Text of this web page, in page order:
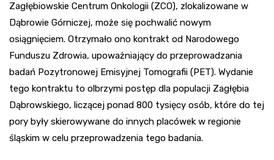
Zagłębiowskie Centrum Onkologii (ZCO), zlokalizowane w
Dąbrowie Górniczej, może się pochwalić nowym
osiągnięciem. Otrzymało ono kontrakt od Narodowego
Funduszu Zdrowia, upoważniający do przeprowadzania
badań Pozytronowej Emisyjnej Tomografii (PET). Wydanie
tego kontraktu to olbrzymi postęp dla populacji Zagłębia
Dąbrowskiego, liczącej ponad 800 tysięcy osób, które do tej
pory były skierowywane do innych placówek w regionie
śląskim w celu przeprowadzenia tego badania.